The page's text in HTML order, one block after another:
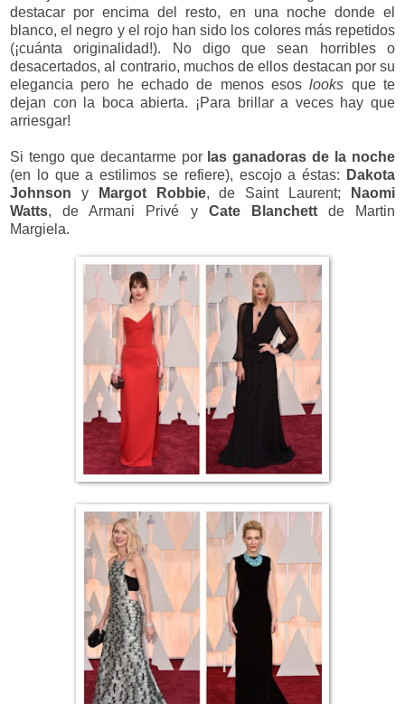
destacar por encima del resto, en una noche donde el
blanco, el negro y el rojo han sido los colores más repetidos
(¡cuánta originalidad!). No digo que sean horribles o
desacertados, al contrario, muchos de ellos destacan por su
elegancia pero he echado de menos esoslooks que te
dejan con la boca abierta. ¡Para brillar a veces hay que
arriesgar!
Si tengo que decantarme por las ganadoras de la noche
(en lo que a estilimos se refiere), escojo a éstas:
Dakota
Johnson y Margot Robbie, de Saint Laurent;
Naomi
Watts, de Armani Privé y Cate Blanchettde Martin
Margiela.